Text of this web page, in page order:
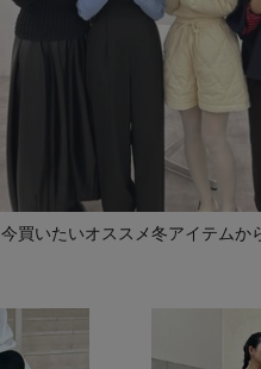
今買いたいオススメ冬アイテムか